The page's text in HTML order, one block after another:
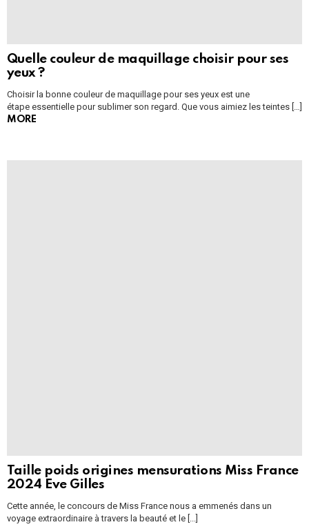
Quelle couleur de maquillage choisir pour ses
yeux ?
Choisir la bonne couleur de maquillage pour ses yeux est une
étape essentielle pour sublimer son regard. Que vous aimiez les teintes […]
MORE
Taille poids origines mensurations Miss France
2024 Eve Gilles
Cette année, le concours de Miss France nous a emmenés dans un
voyage extraordinaire à travers la beauté et le [...]